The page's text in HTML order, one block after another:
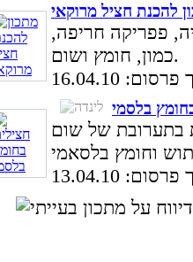
להכנת חציל מרוקאי
פפריקה חריפה,
כמון, חומץ ושום.
16.04.10
בלסמי
בתערובת של שום
13.04.10